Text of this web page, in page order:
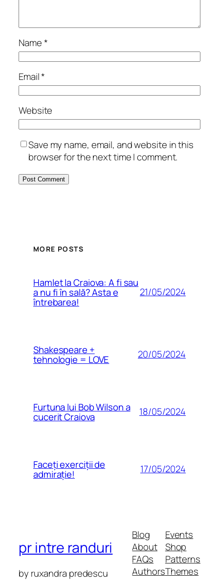
Name*
Email*
Website
Save my name, email, and website in this
browser for the next time I comment.
MORE POSTS
Hamlet la Craiova: A fi sau
a nu fi în sală? Asta e
întrebarea!
21/05/2024
Shakespeare +
tehnologie = LOVE 20/05/2024
Furtuna lui Bob Wilson a
cucerit Craiova 18/05/2024
Faceți exerciții de
admirație! 17/05/2024
pr intre randuri
by ruxandra predescu
Blog
About
FAQs
Authors
Events
Shop
Patterns
Themes